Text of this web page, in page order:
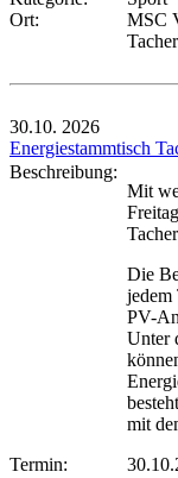
Ort:
MSC
30.10. 2026
Energiestammtisch
Beschreibung:
Mit
Die
jedem
PV-
Unter
mit
Termin: